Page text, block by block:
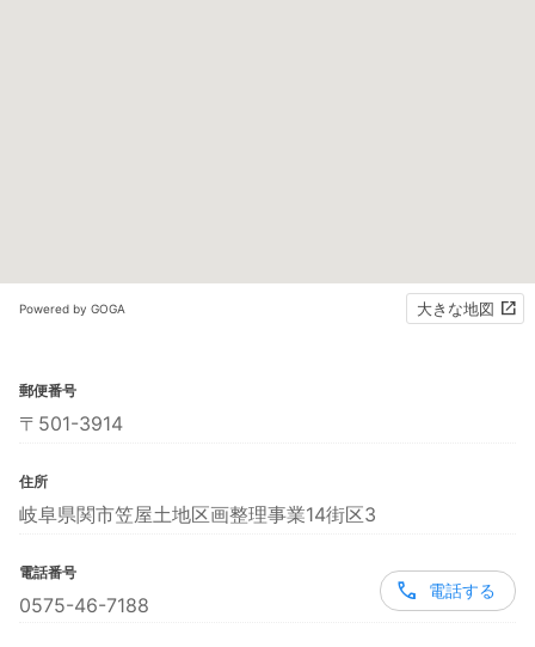
Powered by GOGA 大きな地図
郵便番号
〒501-3914
住所
岐阜県関市笠屋土地区画整理事業14街区3
電話番号
0575-46-7188
電話する